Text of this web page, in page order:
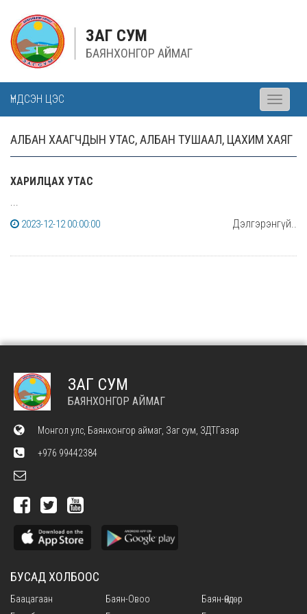
ЗАГ СУМ
БАЯНХОНГОР АЙМАГ
ҮНДСЭН ЦЭС
Toggle
АЛБАН ХААГЧДЫН УТАС, АЛБАН ТУШААЛ, ЦАХИМ ХАЯГ
ХАРИЛЦАХ УТАС
...
2023-12-12 00:00:00
Дэлгэрэнгүй..
ЗАГ СУМ
БАЯНХОНГОР АЙМАГ
Монгол улс, Баянхонгор аймаг, Заг сум, ЗДТГазар
+976 99442384
БУСАД ХОЛБООС
Баацагаан Баян-Овоо
Баян-Өндөр